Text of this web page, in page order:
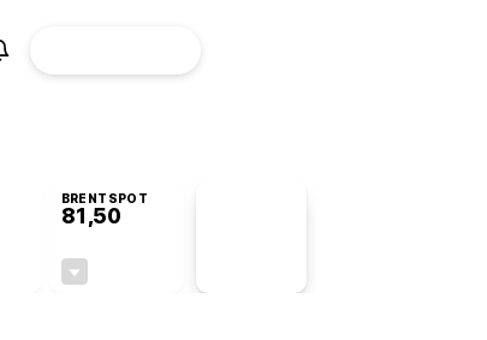
BRENTSPOT
81,50